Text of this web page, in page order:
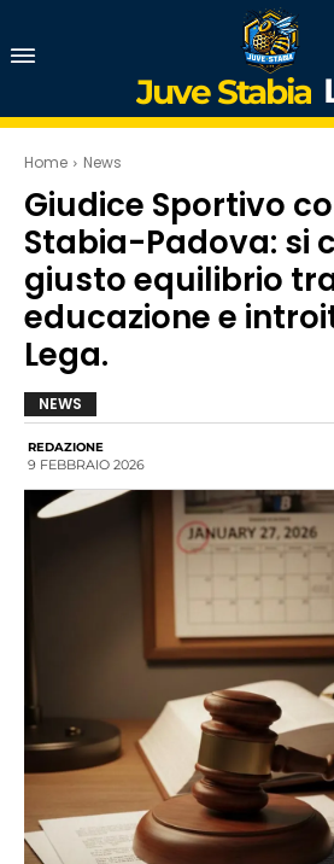
Juve Stabia
Home News
Giudice Sportivo
Stabia-Padova: si
giusto equilibrio
educazione e
Lega.
NEWS
REDAZIONE
9 FEBBRAIO 2026